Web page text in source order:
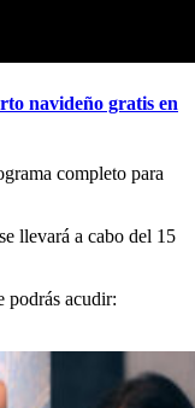
navideño gratis en
completo para
llevará a cabo del 15
podrás acudir: